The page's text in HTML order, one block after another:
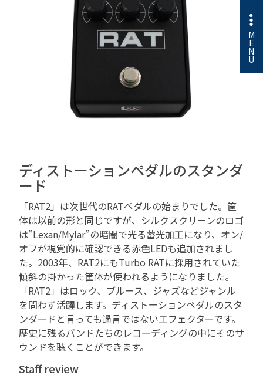
ディストーションペダルのスタンダ
ード
「RAT2」は次世代のRATペダルの始まりでした。筐
体は以前の形と同じですが、シルクスクリーンのロゴ
は”Lexan/Mylar”の暗闇で光る蓄光加工になり、オン/
オフが視覚的に確認できる赤色LEDも追加されまし
た。2003年、RAT2にもTurbo RATに採用されていた
傾斜の掛かった筐体が使われるようになりました。
「RAT2」はロック、ブルース、ジャズなどジャンル
を問わず活躍します。ディストーションペダルのスタ
ンダードと言っても過言ではないエフェクターです。
歴史に残るバンドたちのレコーディングの中にそのサ
ウンドを聴くことができます。
Staff review
M
E
N
U